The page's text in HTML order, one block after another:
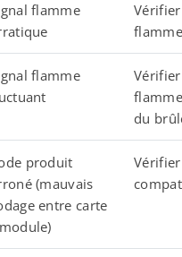
flamme
flamme
du
produit
(mauvais
entre carte